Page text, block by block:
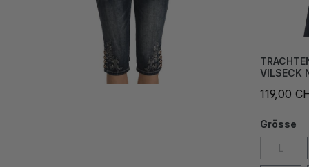
VILSECK
119,00
Grösse
L